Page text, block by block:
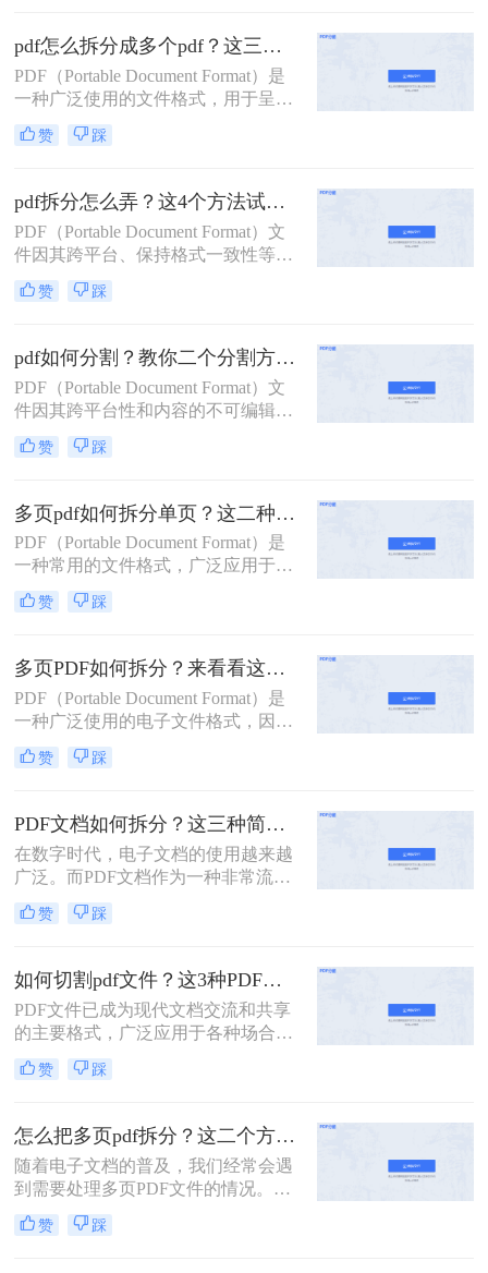
部分内容，有些内容并不方便给他人
看。因此，此时最好的办法就是把它
拆分。所以，怎么将pdf拆分成多个
呢？以下是3种有用的PDF拆分方法，
一起来看看吧。
pdf怎么拆分成多个pdf？这三种方法教你轻松拆分！
PDF（Portable Document Format）是
一种广泛使用的文件格式，用于呈现
文档，因为它可以保持原始文档的格
式和布局，不受操作系统、软件或硬
将一个大型PDF文件拆分成多个较小
的PDF文件，以便于传输、编辑或阅
读。那么pdf怎么拆分成多个pdf呢？
本文将介绍三种拆分PDF的方法，并
提供一些实用技巧。
赞 踩
pdf拆分怎么弄？这4个方法试试看吧！
PDF（Portable Document Format）文
件因其跨平台、保持格式一致性等特
点，在办公和学习中得到了广泛应
用。然而，有时我们需要将一个较大
于分享、管理或打印。那么pdf拆分怎
么弄呢？本文将详细介绍几种常见的
PDF拆分方法，帮助您轻松完成PDF
文件的拆分工作。
赞 踩
pdf如何分割？教你二个分割方法！
PDF（Portable Document Format）文
件因其跨平台性和内容的不可编辑
性，在日常工作和学习中得到了广泛
应用。然而，有时我们需要将较大的
便于管理、传输或打印。那么pdf如何
分割呢？本文将详细介绍几种PDF分
割的方法，帮助您轻松完成这一任
务。
赞 踩
多页pdf如何拆分单页？这二种方法可以有效解决你的问题！
PDF（Portable Document Format）是
一种常用的文件格式，广泛应用于文
档分享、电子书、合同签署等领域。
然而，有时我们可能需要将一个包含
页PDF文件，以便于更灵活地管理和
使用。那么多页pdf如何拆分单页呢？
本文将详细介绍几种拆分多页PDF为
单页PDF的方法，帮助读者轻松应对
这一需求。
赞 踩
多页PDF如何拆分？来看看这三个PDF拆分方法！
PDF（Portable Document Format）是
一种广泛使用的电子文件格式，因其
跨平台、不易修改的特性而备受青
睐。然而，有时我们可能需要对一个
单独处理或分享其中的某一部分。那
么多页pdf如何拆分呢？本文将详细介
绍几种拆分多页PDF的方法，帮助读
者轻松应对这一需求。
赞 踩
PDF文档如何拆分？这三种简单方法可以学习！
在数字时代，电子文档的使用越来越
广泛。而PDF文档作为一种非常流行
的电子文档格式，常常用于存储和传
输各种类型的文件。然而，有时候我
时候就需要将PDF文档拆分为多个部
分。本文将介绍PDF文档如何拆分，
并提供了几种实用的方法。
赞 踩
如何切割pdf文件？这3种PDF分割方法很简单!
PDF文件已成为现代文档交流和共享
的主要格式，广泛应用于各种场合，
如商务、教育、科研等。但是，PDF
文件通常比较大，内容较多，如果需
往往会比较麻烦。为了解决这些问
题，我们需要一款方便易用的PDF文
件切割工具。那么如何切割pdf文件？
一个工具轻松搞定！一起来看看吧。
赞 踩
怎么把多页pdf拆分？这二个方法教你轻松拆分！
随着电子文档的普及，我们经常会遇
到需要处理多页PDF文件的情况。无
论是为了方便阅读或编辑，还是为了
分发文件，拆分PDF文件都是一个很
赞 踩